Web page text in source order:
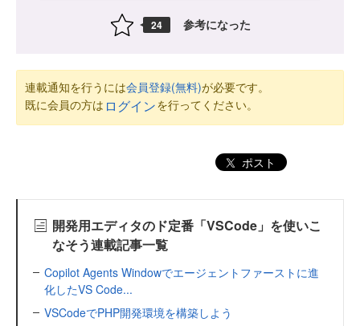
24 参考になった
連載通知を行うには会員登録(無料)が必要です。
既に会員の方は ログインを行ってください。
ポスト
開発用エディタのド定番「VSCode」を使いこ
なそう連載記事一覧
Copilot Agents Windowでエージェントファーストに進
化したVS Code...
VSCodeでPHP開発環境を構築しよう